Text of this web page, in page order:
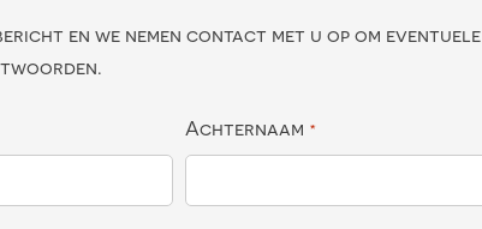
en we nemen contact met u op om eventuele
Achternaam *